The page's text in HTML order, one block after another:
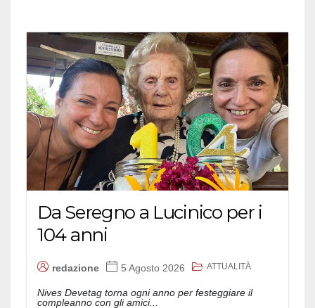
Da Seregno a Lucinico per i
104 anni
redazione 5 Agosto 2026 ATTUALITÀ
Nives Devetag torna ogni anno per festeggiare il
compleanno con gli amici...